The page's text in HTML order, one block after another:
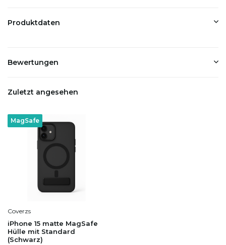
Produktdaten
Bewertungen
Zuletzt angesehen
MagSafe
Coverzs
iPhone 15 matte MagSafe
Hülle mit Standard
(Schwarz)